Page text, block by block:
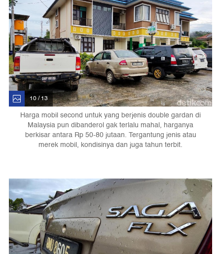
10 / 13
Harga mobil second untuk yang berjenis double gardan di
Malaysia pun dibanderol gak terlalu mahal, harganya
berkisar antara Rp 50-80 jutaan. Tergantung jenis atau
merek mobil, kondisinya dan juga tahun terbit.